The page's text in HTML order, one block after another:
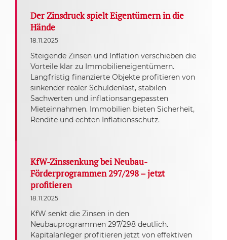
Der Zinsdruck spielt Eigentümern in die
Hände
18.11.2025
Steigende Zinsen und Inflation verschieben die
Vorteile klar zu Immobilieneigentümern.
Langfristig finanzierte Objekte profitieren von
sinkender realer Schuldenlast, stabilen
Sachwerten und inflationsangepassten
Mieteinnahmen. Immobilien bieten Sicherheit,
Rendite und echten Inflationsschutz.
KfW-Zinssenkung bei Neubau-
Förderprogrammen 297/298 – jetzt
profitieren
18.11.2025
KfW senkt die Zinsen in den
Neubauprogrammen 297/298 deutlich.
Kapitalanleger profitieren jetzt von effektiven